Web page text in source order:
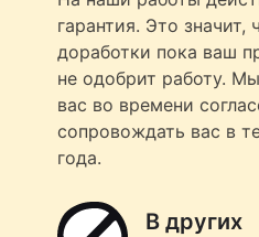
гарантия. Это
доработки пока ваш
не одобрит работу.
вас во времени
сопровождать вас в
года.
В других